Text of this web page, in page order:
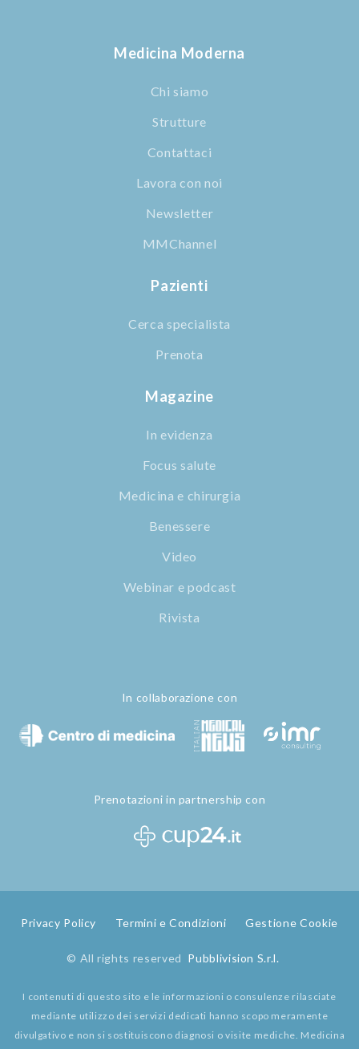
Medicina Moderna
Chi siamo
Strutture
Contattaci
Lavora con noi
Newsletter
MMChannel
Pazienti
Cerca specialista
Prenota
Magazine
In evidenza
Focus salute
Medicina e chirurgia
Benessere
Video
Webinar e podcast
Rivista
In collaborazione con
Prenotazioni in partnership con
Privacy Policy Termini e Condizioni Gestione Cookie
© All rights reserved Pubblivision S.r.l.
I contenuti di questo sito e le informazioni o consulenze rilasciate
mediante utilizzo dei servizi dedicati hanno scopo meramente
divulgativo e non si sostituiscono diagnosi o visite mediche. Medicina